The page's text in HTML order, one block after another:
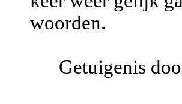
woorden.
Getuigenis